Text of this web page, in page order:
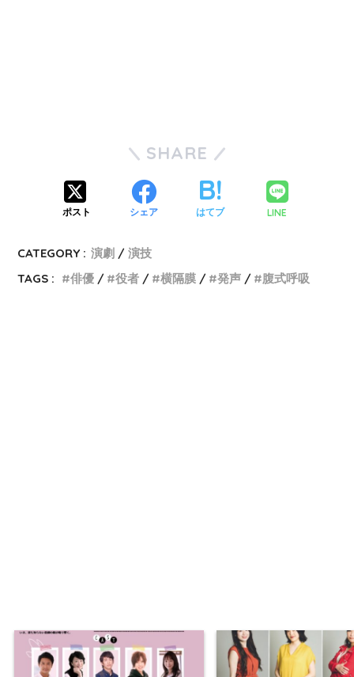
SHARE
ポスト シェア はてブ LINE
CATEGORY : 演劇
演技
TAGS :
俳優 役者 横隔膜 発声 腹式呼吸